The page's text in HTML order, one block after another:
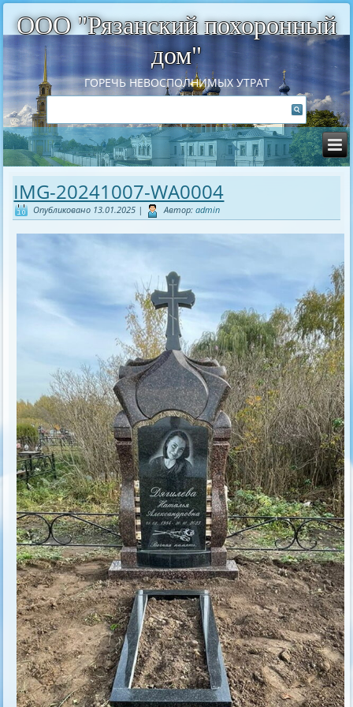
ООО "Рязанский похоронный
дом"
ГОРЕЧЬ НЕВОСПОЛНИМЫХ УТРАТ
IMG-20241007-WA0004
Опубликовано 13.01.2025 | Автор: admin